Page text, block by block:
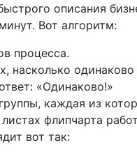
описания
Вот алгоритм:
процесса.
насколько
«Одинаково!»
каждая из
листах флипчарта
вот так: